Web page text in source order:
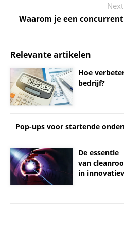
Next
Waarom je een
Relevante artikelen
Hoe
bedrijf?
Pop-ups voor startende
De essentie
van
in